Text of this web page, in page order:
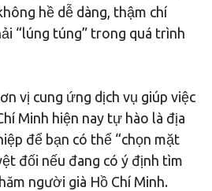
hề dễ dàng, thậm chí
“lúng túng” trong quá trình
vị cung ứng dịch vụ giúp việc
Minh hiện nay tự hào là địa
để bạn có thể “chọn mặt
đối nếu đang có ý định tìm
người già Hồ Chí Minh.